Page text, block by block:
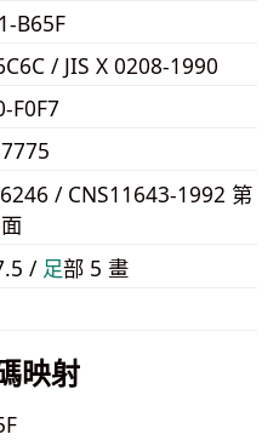
B65F
/ JIS X 0208-1990
F0F7
/ CNS11643-1992 第
/ ⾜部 5 畫
映射